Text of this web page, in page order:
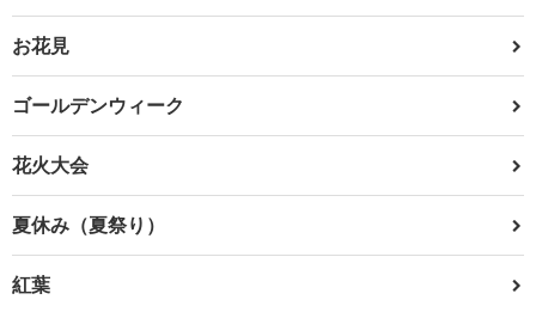
お花見
ゴールデンウィーク
花火大会
夏休み（夏祭り）
紅葉